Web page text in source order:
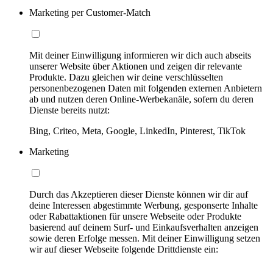
Marketing per Customer-Match
Mit deiner Einwilligung informieren wir dich auch abseits
unserer Website über Aktionen und zeigen dir relevante
Produkte. Dazu gleichen wir deine verschlüsselten
personenbezogenen Daten mit folgenden externen Anbietern
ab und nutzen deren Online-Werbekanäle, sofern du deren
Dienste bereits nutzt:
Bing, Criteo, Meta, Google, LinkedIn, Pinterest, TikTok
Marketing
Durch das Akzeptieren dieser Dienste können wir dir auf
deine Interessen abgestimmte Werbung, gesponserte Inhalte
oder Rabattaktionen für unsere Webseite oder Produkte
basierend auf deinem Surf- und Einkaufsverhalten anzeigen
sowie deren Erfolge messen. Mit deiner Einwilligung setzen
wir auf dieser Webseite folgende Drittdienste ein: